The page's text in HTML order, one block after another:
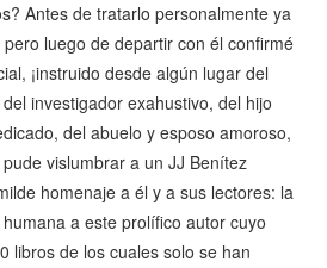
Antes de tratarlo personalmente ya
luego de departir con él confirmé
¡instruido desde algún lugar del
investigador exahustivo, del hijo
del abuelo y esposo amoroso,
vislumbrar a un JJ Benítez
homenaje a él y a sus lectores: la
a este prolífico autor cuyo
libros de los cuales solo se han